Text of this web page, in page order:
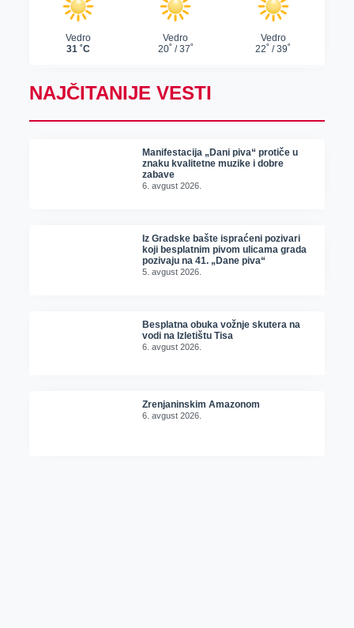
NAJČITANIJE VESTI
Manifestacija „Dani piva“ protiče u
znaku kvalitetne muzike i dobre
zabave
6. avgust 2026.
Iz Gradske bašte ispraćeni pozivari
koji besplatnim pivom ulicama grada
pozivaju na 41. „Dane piva“
5. avgust 2026.
Besplatna obuka vožnje skutera na
vodi na Izletištu Tisa
6. avgust 2026.
Zrenjaninskim Amazonom
6. avgust 2026.